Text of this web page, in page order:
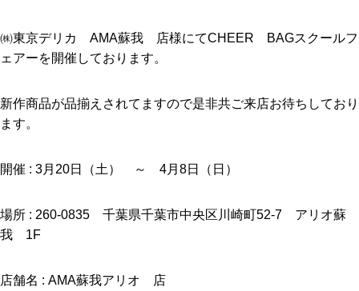
㈱東京デリカ AMA蘇我 店様にてCHEER BAGスクールフ
ェアーを開催しております。
新作商品が品揃えされてますので是非共ご来店お待ちしており
ます。
開催 : 3月20日（土） ～ 4月8日（日）
場所 : 260-0835 千葉県千葉市中央区川崎町52-7 アリオ蘇
我 1F
店舗名 : AMA蘇我アリオ 店